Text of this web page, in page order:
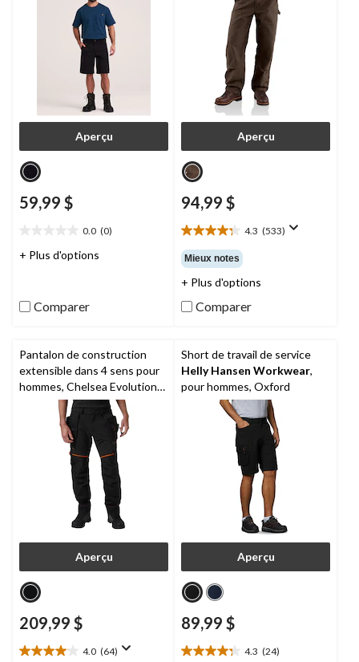
Aperçu
59,99 $
0.0 (0)
étoile(s)
+ Plus d'options
Comparer
Aperçu
94,99 $
4.3 (533)
4.3
étoile(s)
sur
5.
533
évaluations
Mieux notes
+ Plus d'options
Comparer
Pantalon de construction
extensible dans 4 sens pour
hommes, Chelsea Evolution
Helly Hansen
Workwear
Aperçu
209,99 $
4.0 (64)
4.0
Short de travail de service
Helly Hansen Workwear,
pour hommes, Oxford
Aperçu
89,99 $
4.3 (24)
4.3